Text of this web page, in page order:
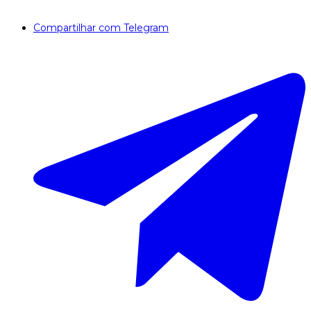
Compartilhar com Telegram